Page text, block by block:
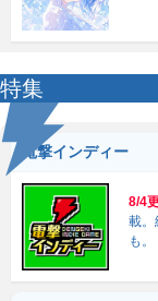
特集
電撃インディー
8/4
載。
も。